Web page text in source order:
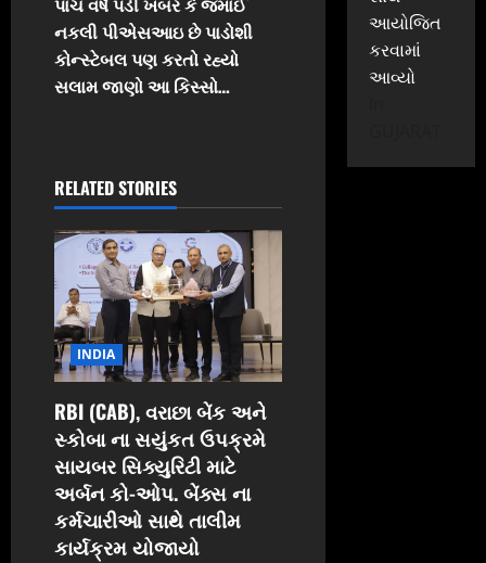
n
a
i
g
a
t
i
o
n
નકલી પીએસઆઇ છે પાડોશી
કોન્સ્ટેબલ પણ કરતો રહ્યો
સલામ જાણો આ કિસ્સો…
RELATED STORIES
INDIA
RBI (CAB), વરાછા બેંક અને
સ્કોબા ના સયુંકત ઉપક્રમે
સાયબર સિક્યુરિટી માટે
અર્બન કો-ઓપ. બેંક્સ ના
કર્મચારીઓ સાથે તાલીમ
કાર્યક્રમ યોજાયો
આયોજિત
કરવામાં
આવ્યો